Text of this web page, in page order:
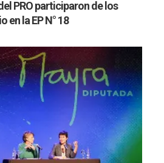
PRO participaron de los
en la EP N° 18